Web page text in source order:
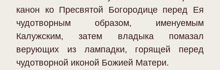
канон ко Пресвятой Богородице перед Ея
чудотворным образом, именуемым
Калужским, затем владыка помазал
верующих из лампадки, горящей перед
чудотворной иконой Божией Матери.